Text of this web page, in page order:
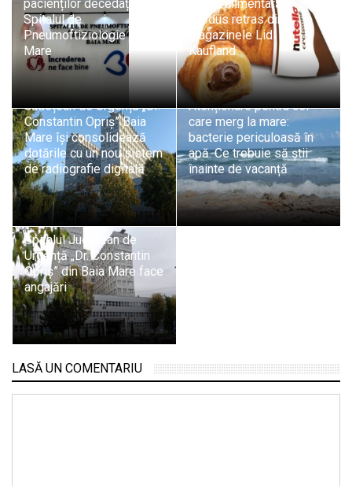
pacienților decedați de la
Spitalul de
Pneumoftiziologie Baia
Mare
Alertă alimentară!
Produs retras din
magazinele Lidl și
Kaufland
Spitalul Județean
Județean de Urgență „Dr.
Constantin Opriș” Baia
Mare își consolidează
dotările cu un nou sistem
de radiografie digitală
Atenționare pentru cei
care merg la mare:
bacterie periculoasă în
apă. Ce trebuie să știi
înainte de vacanță
Spitalul Județean de
Urgență „Dr. Constantin
Opriș” din Baia Mare face
angajări
LASĂ UN COMENTARIU